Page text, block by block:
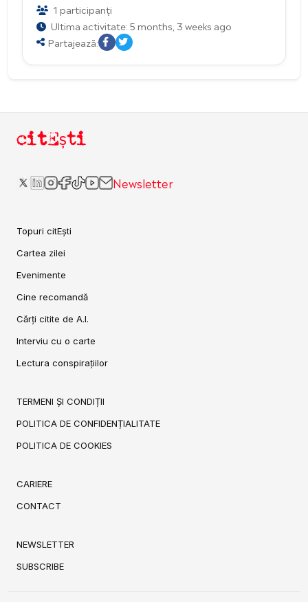
1 participanți
Ultima activitate: 5 months, 3 weeks ago
Partajează:
citEști
Newsletter
Topuri citEști
Cartea zilei
Evenimente
Cine recomandă
Cărți citite de A.I.
Interviu cu o carte
Lectura conspirațiilor
TERMENI ȘI CONDIȚII
POLITICA DE CONFIDENȚIALITATE
POLITICA DE COOKIES
CARIERE
CONTACT
NEWSLETTER
SUBSCRIBE